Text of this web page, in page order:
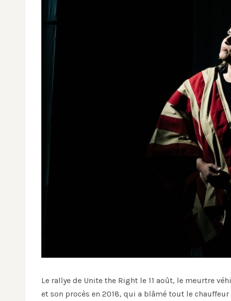
Le rallye de Unite the Right le 11 août, le meurtre
et son procès en 2018, qui a blâmé tout le